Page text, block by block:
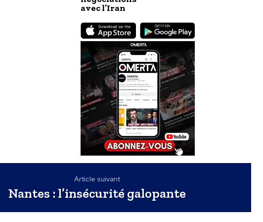
avec l’Iran
Article suivant
Nantes : l’insécurité galopante